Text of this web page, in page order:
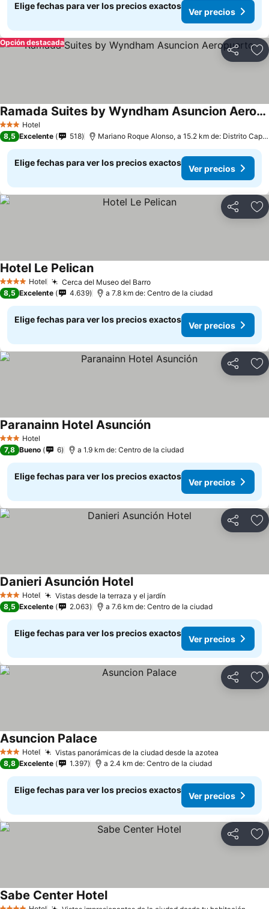
Elige fechas para ver los precios exactos
Ver precios
Compartir
Opción destacada
3 Estrellas
Hotel
Ramada Suites by Wyndham Asuncion Aeropuerto
8,5 Excelente 518 Mariano Roque Alonso, a 15.2 km de: Distrito Capital
Elige fechas para ver los precios exactos
Ver precios
Compartir
4 EstrellasHotel Cerca del Museo del Barro
Hotel Le Pelican
8,5 Excelente 4.639 a 7.8 km de: Centro de la ciudad
Elige fechas para ver los precios exactos
Ver precios
Compartir
3 Estrellas
Hotel
Paranainn Hotel Asunción
7,8 Bueno 6 a 1.9 km de: Centro de la ciudad
Elige fechas para ver los precios exactos
Ver precios
Compartir
3 Estrellas
Hotel Vistas desde la terraza y el jardín
Danieri Asunción Hotel
8,5 Excelente 2.063 a 7.6 km de: Centro de la ciudad
Elige fechas para ver los precios exactos
Ver precios
Compartir
3 Estrellas
Hotel Vistas panorámicas de la ciudad desde la azotea
Asuncion Palace
8,8 Excelente 1.397 a 2.4 km de: Centro de la ciudad
Elige fechas para ver los precios exactos
Ver precios
Compartir
Sabe Center Hotel